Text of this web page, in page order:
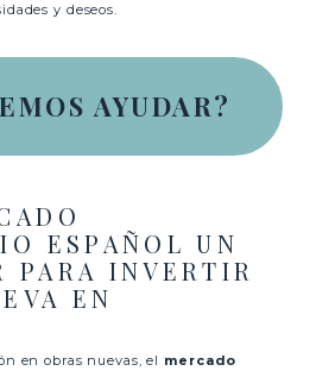
y deseos.
AYUDAR?
ESPAÑOL UN
PARA INVERTIR
EN
en obras nuevas, el mercado